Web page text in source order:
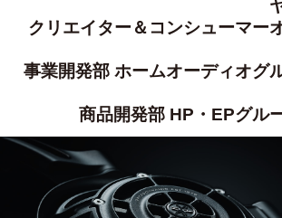
クリエイター＆コンシューマー
事業開発部 ホームオーディオ
商品開発部 HP・EPグ